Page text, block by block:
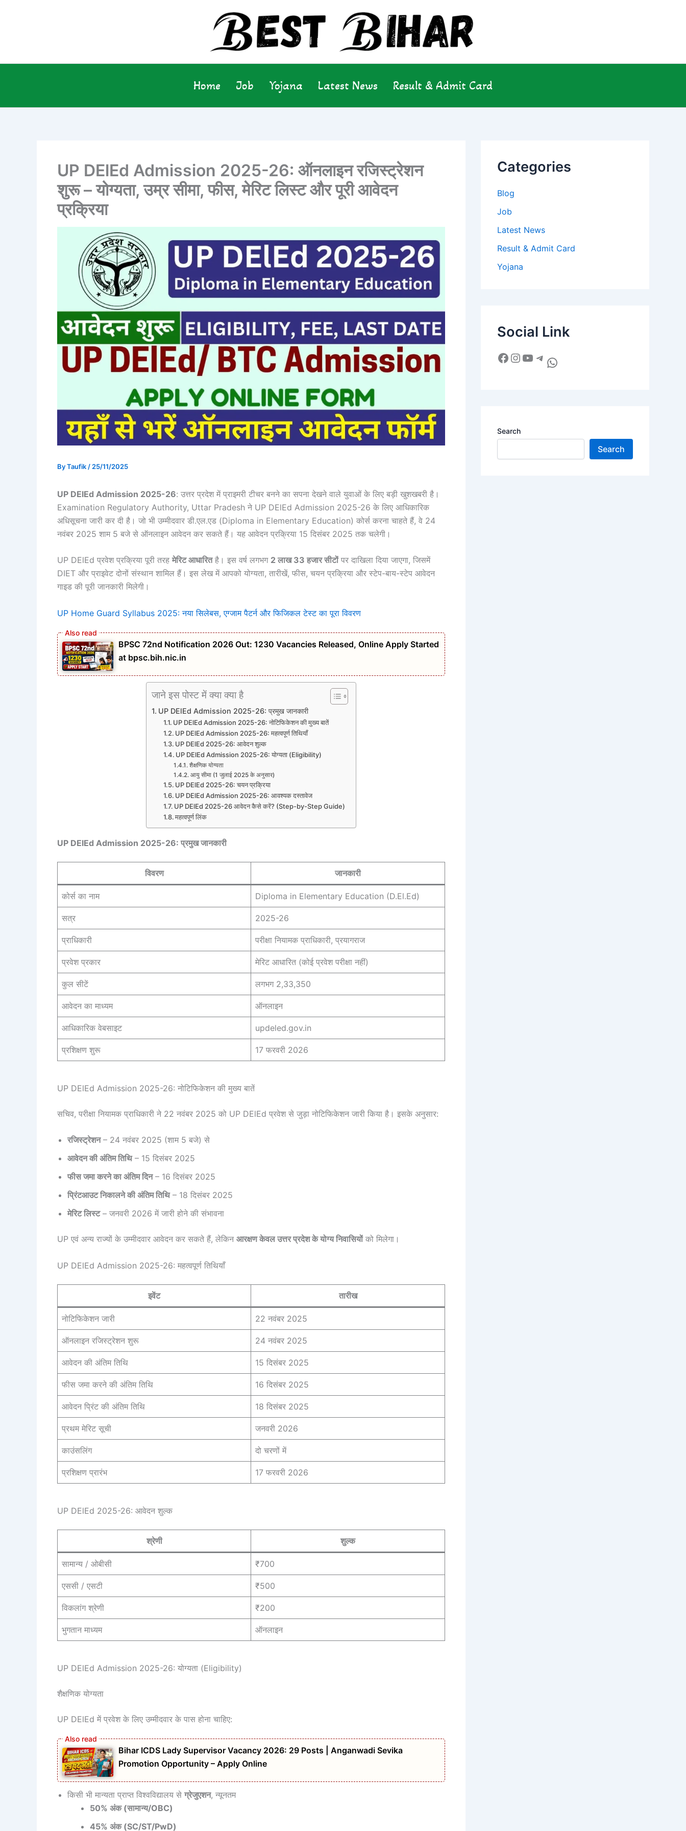
Home Job Yojana Latest News Result & Admit Card
UP DElEd Admission 2025-26: ऑनलाइन रजिस्ट्रेशन
शुरू – योग्यता, उम्र सीमा, फीस, मेरिट लिस्ट और पूरी आवेदन
प्रक्रिया
ByTaufik / 25/11/2025
UP DElEd Admission 2025-26: उत्तर प्रदेश में प्राइमरी टीचर बनने का सपना देखने वाले युवाओं के लिए बड़ी खुशखबरी है।
Examination Regulatory Authority, Uttar Pradesh ने UP DElEd Admission 2025-26 के लिए आधिकारिक
अधिसूचना जारी कर दी है। जो भी उम्मीदवार डी.एल.एड (Diploma in Elementary Education) कोर्स करना चाहते हैं, वे 24
नवंबर 2025 शाम 5 बजे से ऑनलाइन आवेदन कर सकते हैं। यह आवेदन प्रक्रिया 15 दिसंबर 2025 तक चलेगी।
UP DElEd प्रवेश प्रक्रिया पूरी तरह मेरिट आधारितहै। इस वर्ष लगभग 2 लाख 33 हजार सीटोंपर दाखिला दिया जाएगा, जिसमें
DIET और प्राइवेट दोनों संस्थान शामिल हैं। इस लेख में आपको योग्यता, तारीखें, फीस, चयन प्रक्रिया और स्टेप-बाय-स्टेप आवेदन
गाइड की पूरी जानकारी मिलेगी।
UP Home Guard Syllabus 2025: नया सिलेबस, एग्जाम पैटर्न और फिजिकल टेस्ट का पूरा विवरण
BPSC 72nd Notification 2026 Out: 1230 Vacancies Released, Online Apply Started
at bpsc.bih.nic.in
जाने इस पोस्ट में क्या क्या है
UP DElEd Admission 2025-26: प्रमुख जानकारी
UP DElEd Admission 2025-26: नोटिफिकेशन की मुख्य बातें
UP DElEd Admission 2025-26: महत्वपूर्ण तिथियाँ
UP DElEd 2025-26: आवेदन शुल्क
UP DElEd Admission 2025-26: योग्यता (Eligibility)
शैक्षणिक योग्यता
आयु सीमा (1 जुलाई 2025 के अनुसार)
UP DElEd 2025-26: चयन प्रक्रिया
UP DElEd Admission 2025-26: आवश्यक दस्तावेज
UP DElEd 2025-26 आवेदन कैसे करें? (Step-by-Step Guide)
महत्वपूर्ण लिंक
UP DElEd Admission 2025-26: प्रमुख जानकारी
विवरण जानकारी
कोर्स का नाम Diploma in Elementary Education (D.El.Ed)
सत्र 2025-26
प्राधिकारी परीक्षा नियामक प्राधिकारी, प्रयागराज
प्रवेश प्रकार मेरिट आधारित (कोई प्रवेश परीक्षा नहीं)
कुल सीटें लगभग 2,33,350
आवेदन का माध्यम ऑनलाइन
आधिकारिक वेबसाइट updeled.gov.in
प्रशिक्षण शुरू 17 फरवरी 2026
UP DElEd Admission 2025-26: नोटिफिकेशन की मुख्य बातें
सचिव, परीक्षा नियामक प्राधिकारी ने 22 नवंबर 2025 को UP DElEd प्रवेश से जुड़ा नोटिफिकेशन जारी किया है। इसके अनुसार:
रजिस्ट्रेशन– 24 नवंबर 2025 (शाम 5 बजे) से
आवेदन की अंतिम तिथि– 15 दिसंबर 2025
फीस जमा करने का अंतिम दिन– 16 दिसंबर 2025
प्रिंटआउट निकालने की अंतिम तिथि– 18 दिसंबर 2025
मेरिट लिस्ट– जनवरी 2026 में जारी होने की संभावना
UP एवं अन्य राज्यों के उम्मीदवार आवेदन कर सकते हैं, लेकिन आरक्षण केवल उत्तर प्रदेश के योग्य निवासियोंको मिलेगा।
UP DElEd Admission 2025-26: महत्वपूर्ण तिथियाँ
इवेंट तारीख
नोटिफिकेशन जारी 22 नवंबर 2025
ऑनलाइन रजिस्ट्रेशन शुरू 24 नवंबर 2025
आवेदन की अंतिम तिथि 15 दिसंबर 2025
फीस जमा करने की अंतिम तिथि 16 दिसंबर 2025
आवेदन प्रिंट की अंतिम तिथि 18 दिसंबर 2025
प्रथम मेरिट सूची जनवरी 2026
काउंसलिंग दो चरणों में
प्रशिक्षण प्रारंभ 17 फरवरी 2026
UP DElEd 2025-26: आवेदन शुल्क
श्रेणी शुल्क
सामान्य / ओबीसी ₹700
एससी / एसटी ₹500
विकलांग श्रेणी ₹200
भुगतान माध्यम ऑनलाइन
UP DElEd Admission 2025-26: योग्यता (Eligibility)
शैक्षणिक योग्यता
UP DElEd में प्रवेश के लिए उम्मीदवार के पास होना चाहिए:
Bihar ICDS Lady Supervisor Vacancy 2026: 29 Posts | Anganwadi Sevika
Promotion Opportunity – Apply Online
किसी भी मान्यता प्राप्त विश्वविद्यालय से ग्रेजुएशन, न्यूनतम
50% अंक (सामान्य/OBC)
45% अंक (SC/ST/PwD)
Categories
Blog
Job
Latest News
Result & Admit Card
Yojana
Social Link
Search
Search